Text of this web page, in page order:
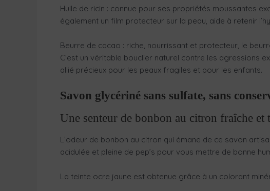
Huile de ricin : connue pour ses propriétés moussantes
également un film protecteur sur la peau, aide à retenir
Beurre de cacao : riche, nourrissant et protecteur, le
C’est un véritable bouclier naturel contre les agressions
allié précieux pour les peaux fragiles et pour les enfants.
Savon glycériné sans sulfate, sans
Une senteur de bonbon au citron fraîche
L’odeur de bonbon au citron qui émane de ce savon
acidulée et pleine de pep’s pour vous mettre de bonne
La teinte ocre jaune est obtenue grâce à un colorant